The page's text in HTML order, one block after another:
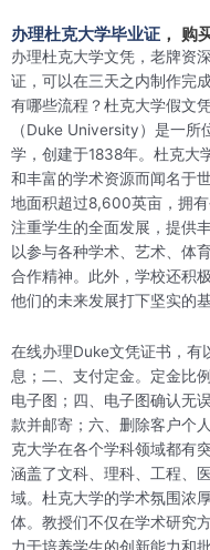
办理杜克大学毕业证 ， 购
办理杜克大学文凭，老牌资
证，可以在三天之内制作完
有哪些流程？杜克大学假文
（Duke University）是一
学，创建于1838年。杜克大
和丰富的学术资源而闻名于
地面积超过8,600英亩，拥
注重学生的全面发展，提供
以参与各种学术、艺术、体
合作精神。此外，学校还积
他们的未来发展打下坚实的基
在线办理Duke文凭证书，有
息；二、支付定金。定金比
电子图；四、电子图确认无
款并邮寄；六、删除客户个
克大学在各个学科领域都有
涵盖了文科、理科、工程、
域。杜克大学的学术氛围浓
体。教授们不仅在学术研究
力于培养学生的创新能力和